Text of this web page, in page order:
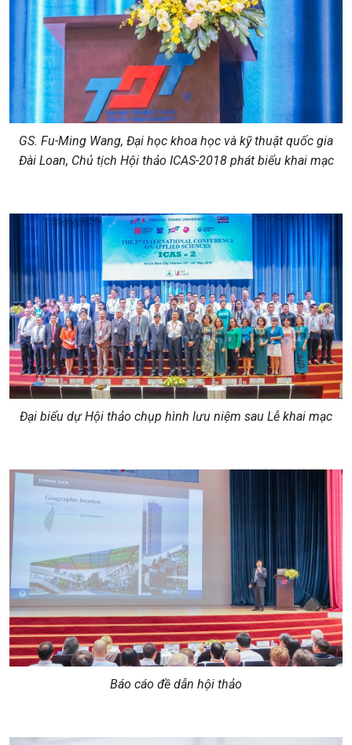
GS. Fu-Ming Wang, Đại học khoa học và kỹ thuật quốc gia
Đài Loan, Chủ tịch Hội thảo ICAS-2018 phát biểu khai mạc
Đại biểu dự Hội thảo chụp hình lưu niệm sau Lễ khai mạc
Báo cáo đề dẫn hội thảo